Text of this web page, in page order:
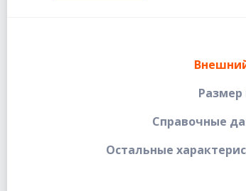
Размер
Справочные
Остальные